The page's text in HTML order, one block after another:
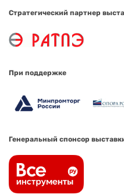
Стратегический партнер
При поддержке
Генеральный спонсор